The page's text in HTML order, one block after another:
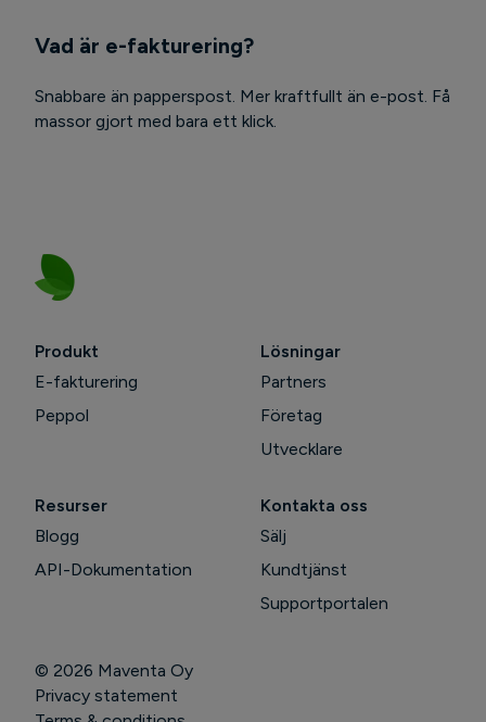
Vad är e-fakturering?
Snabbare än papperspost. Mer kraftfullt än e-post. Få
massor gjort med bara ett klick.
Produkt
E-fakturering
Peppol
Lösningar
Partners
Företag
Utvecklare
Resurser
Blogg
API-Dokumentation
Kontakta oss
Sälj
Kundtjänst
Supportportalen
© 2026 Maventa Oy
Privacy statement